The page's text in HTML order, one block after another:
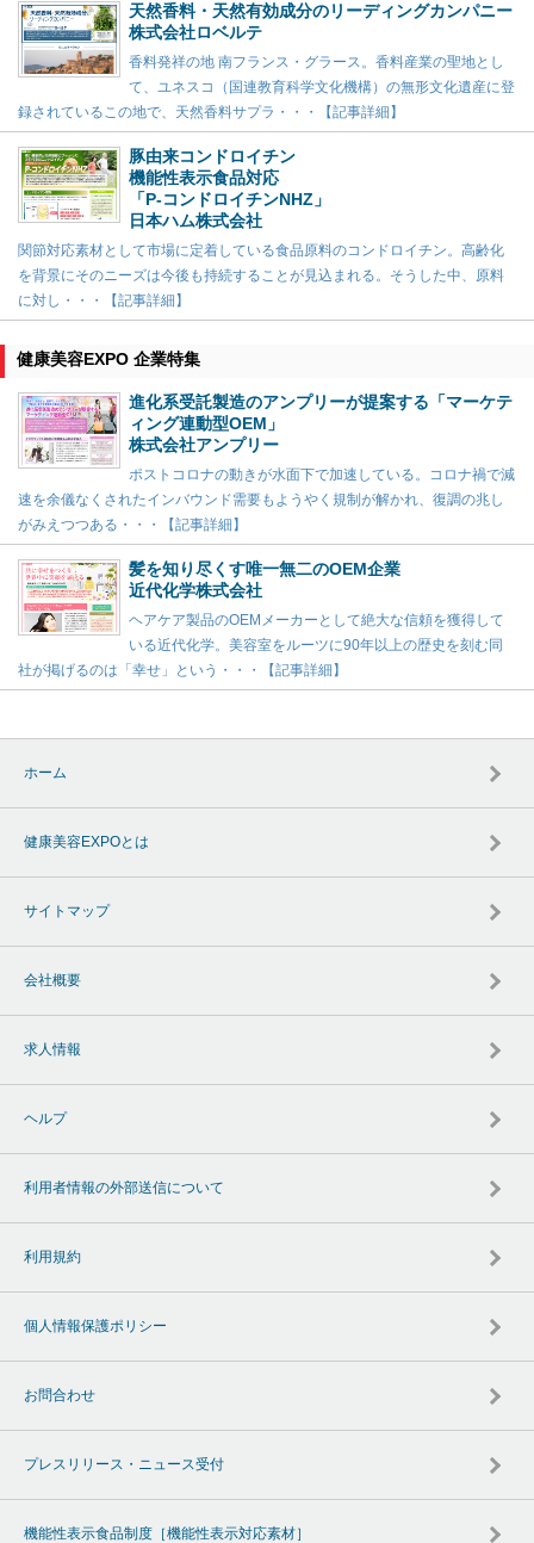
天然香料・天然有効成分のリーディングカンパニー
株式会社ロベルテ
香料発祥の地 南フランス・グラース。香料産業の聖地とし
て、ユネスコ（国連教育科学文化機構）の無形文化遺産に登
録されているこの地で、天然香料サプラ・・・【記事詳細】
豚由来コンドロイチン
機能性表示食品対応
「P-コンドロイチンNHZ」
日本ハム株式会社
関節対応素材として市場に定着している食品原料のコンドロイチン。高齢化
を背景にそのニーズは今後も持続することが見込まれる。そうした中、原料
に対し・・・【記事詳細】
健康美容EXPO 企業特集
進化系受託製造のアンプリーが提案する「マーケテ
ィング連動型OEM」
株式会社アンプリー
ポストコロナの動きが水面下で加速している。コロナ禍で減
速を余儀なくされたインバウンド需要もようやく規制が解かれ、復調の兆し
がみえつつある・・・【記事詳細】
髪を知り尽くす唯一無二のOEM企業
近代化学株式会社
ヘアケア製品のOEMメーカーとして絶大な信頼を獲得して
いる近代化学。美容室をルーツに90年以上の歴史を刻む同
社が掲げるのは「幸せ」という・・・【記事詳細】
ホーム
健康美容EXPOとは
サイトマップ
会社概要
求人情報
ヘルプ
利用者情報の外部送信について
利用規約
個人情報保護ポリシー
お問合わせ
プレスリリース・ニュース受付
機能性表示食品制度［機能性表示対応素材］